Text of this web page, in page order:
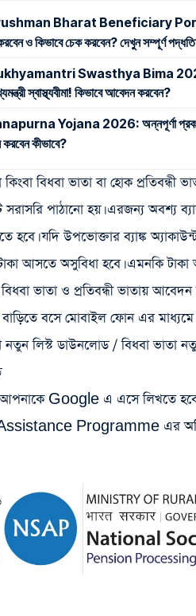
Bharat Beneficiary Portal
ও কিভাবে চেক করবেন? দেখুন সম্পূর্ণ
Swasthya Bima 2026:
স্বাস্থ্যবীমা! কিভাবে আবেদন করবেন?
Yojana 2026: অন্নপূর্ণা
কীভাবে?
কিংবা বিধবা ভাতা বা হোক প্রতিবন্ধী
সরাসরি পাঠানো হয়। এরজন্য অবশ্য
হবে। যদি উপভোক্তার ব্যাঙ্ক
আসতে অসুবিধা হবে। এমনকি টাকা
বিধবা ভাতা ও প্রতিবন্ধী ভাতায়
বসে মোবাইল ফোন এর মাধ্যমে।
নতুন লিস্ট ডাউনলোড / বিধবা ভাতা
আপনাকে Google এ এসে লিখতে
Programme এর